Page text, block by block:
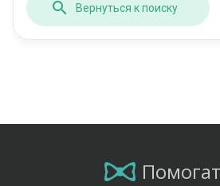
Вернуться к поиску